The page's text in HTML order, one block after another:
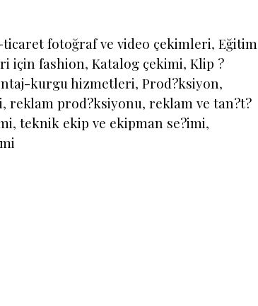
ticaret fotoğraf ve video çekimleri,Eğitim
için fashion, Katalog çekimi, Klip ?
kurgu hizmetleri, Prod?ksiyon,
, reklam prod?ksiyonu, reklam ve tan?t?
, teknik ekip ve ekipman se?imi,